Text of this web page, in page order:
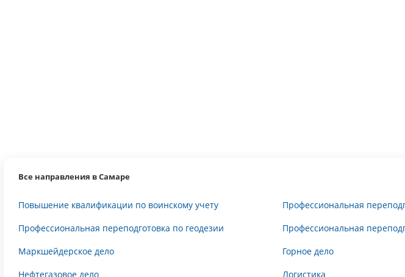
Все направления в Самаре
Повышение квалификации по воинскому учету Профессиональная
Профессиональная переподготовка по геодезии
Профессиональная
Маркшейдерское дело
Горное дело
Нефтегазовое дело
Логистика